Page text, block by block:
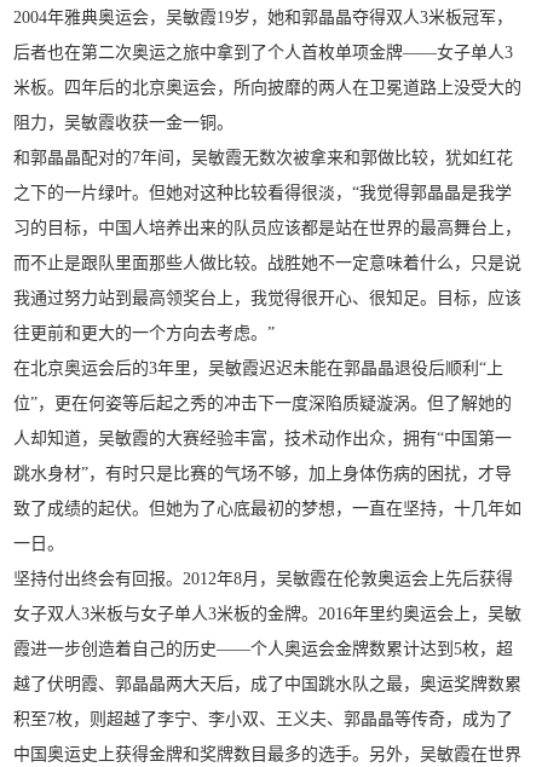
2004年雅典奥运会，吴敏霞19岁，她和郭晶晶夺得双人3米板冠军，
后者也在第二次奥运之旅中拿到了个人首枚单项金牌——女子单人3
米板。四年后的北京奥运会，所向披靡的两人在卫冕道路上没受大的
阻力，吴敏霞收获一金一铜。
和郭晶晶配对的7年间，吴敏霞无数次被拿来和郭做比较，犹如红花
之下的一片绿叶。但她对这种比较看得很淡，“我觉得郭晶晶是我学
习的目标，中国人培养出来的队员应该都是站在世界的最高舞台上，
而不止是跟队里面那些人做比较。战胜她不一定意味着什么，只是说
我通过努力站到最高领奖台上，我觉得很开心、很知足。目标，应该
往更前和更大的一个方向去考虑。”
在北京奥运会后的3年里，吴敏霞迟迟未能在郭晶晶退役后顺利“上
位”，更在何姿等后起之秀的冲击下一度深陷质疑漩涡。但了解她的
人却知道，吴敏霞的大赛经验丰富，技术动作出众，拥有“中国第一
跳水身材”，有时只是比赛的气场不够，加上身体伤病的困扰，才导
致了成绩的起伏。但她为了心底最初的梦想，一直在坚持，十几年如
一日。
坚持付出终会有回报。2012年8月，吴敏霞在伦敦奥运会上先后获得
女子双人3米板与女子单人3米板的金牌。2016年里约奥运会上，吴敏
霞进一步创造着自己的历史——个人奥运会金牌数累计达到5枚，超
越了伏明霞、郭晶晶两大天后，成了中国跳水队之最，奥运奖牌数累
积至7枚，则超越了李宁、李小双、王义夫、郭晶晶等传奇，成为了
中国奥运史上获得金牌和奖牌数目最多的选手。另外，吴敏霞在世界